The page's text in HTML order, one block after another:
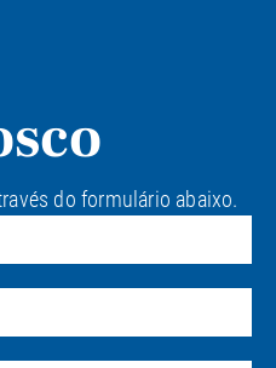
do formulário abaixo.